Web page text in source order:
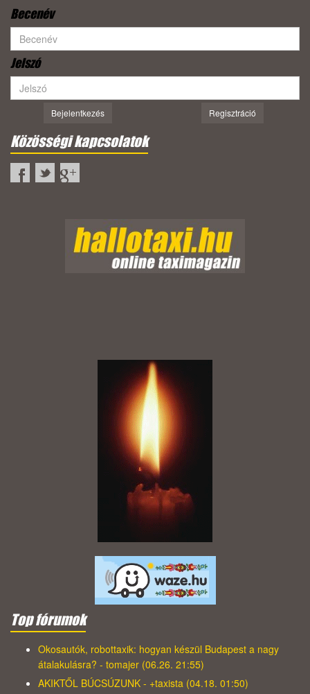
Becenév
Jelszó
Bejelentkezés Regisztráció
Közösségi kapcsolatok
Top fórumok
Okosautók, robottaxik: hogyan készül Budapest a nagy
átalakulásra? - tomajer (06.26. 21:55)
AKIKTŐL BÚCSÚZUNK - +taxista (04.18. 01:50)